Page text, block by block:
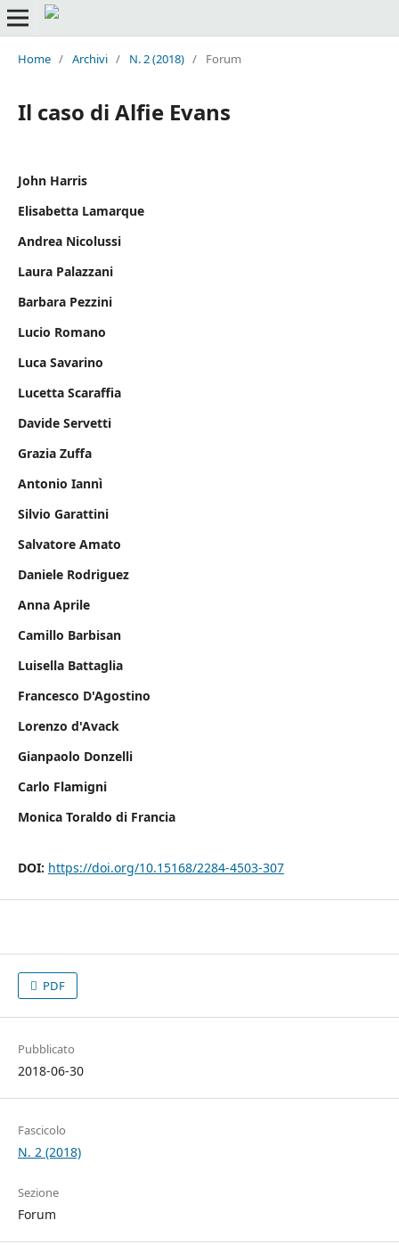
Home / Archivi / N. 2 (2018) / Forum
Il caso di Alfie Evans
John Harris
Elisabetta Lamarque
Andrea Nicolussi
Laura Palazzani
Barbara Pezzini
Lucio Romano
Luca Savarino
Lucetta Scaraffia
Davide Servetti
Grazia Zuffa
Antonio Iannì
Silvio Garattini
Salvatore Amato
Daniele Rodriguez
Anna Aprile
Camillo Barbisan
Luisella Battaglia
Francesco D'Agostino
Lorenzo d'Avack
Gianpaolo Donzelli
Carlo Flamigni
Monica Toraldo di Francia
DOI: https://doi.org/10.15168/2284-4503-307
PDF
Pubblicato
2018-06-30
Fascicolo
N. 2 (2018)
Sezione
Forum